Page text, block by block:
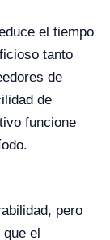
el tiempo
tanto
de
de
funcione
pero
el